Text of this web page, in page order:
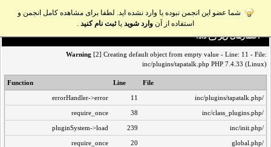
شما عضو این انجمن نبوده یا وارد نشده اید. لطفا برای مشاهده کامل انجمن و
استفاده از آن وارد شوید یاثبت نام کنید .
اخطار‌های زیر رخ داد:
Warning [2] Creating default object from empty value - Line: 11 - File:
inc/plugins/tapatalk.php PHP 7.4.33 (Linux)
File
Line
Function
/inc/plugins/tapatalk.php
11
errorHandler->error
/inc/class_plugins.php
38
require_once
/inc/init.php
239
pluginSystem->load
/global.php
20
require_once